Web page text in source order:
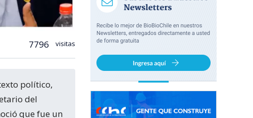
7796 visitas
del
que fue un